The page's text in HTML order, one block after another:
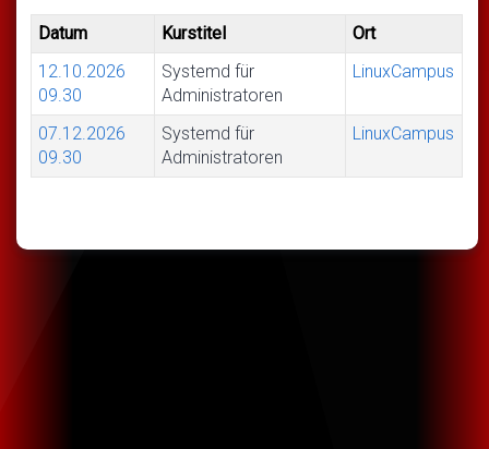
Datum Kurstitel
Ort
12.10.2026
09.30
Systemd für
Administratoren
LinuxCampus
07.12.2026
09.30
Systemd für
Administratoren
LinuxCampus